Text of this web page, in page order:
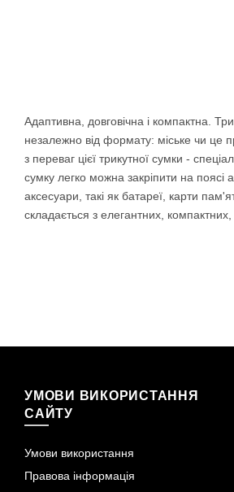
Адаптивна, довговічна і компактна.
незалежно від формату: міське чи це
з переваг цієї трикутної сумки -
сумку легко можна закріпити на
аксесуари, такі як батареї, карти
складається з елегантних,
УМОВИ ВИКОРИСТАННЯ
САЙТУ
Умови використання
Правова інформація